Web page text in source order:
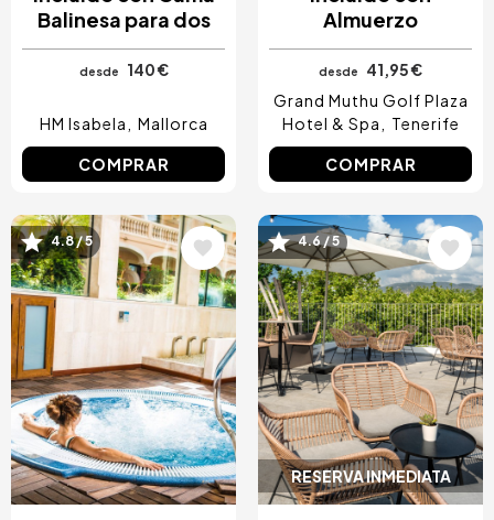
Balinesa para dos
desde 140 €
HM Isabela Mallorca
COMPRAR
Almuerzo
desde
41,95 €
Grand Muthu Golf Plaza
Hotel & Spa
Tenerife
COMPRAR
Image
4.8 / 5
RESERVA INMEDIATA
Image
4.6 / 5